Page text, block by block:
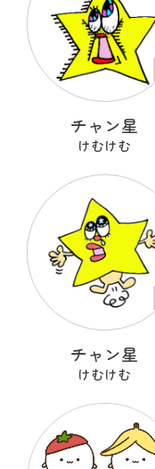
チャン星
けむけむ
チャン星
けむけむ